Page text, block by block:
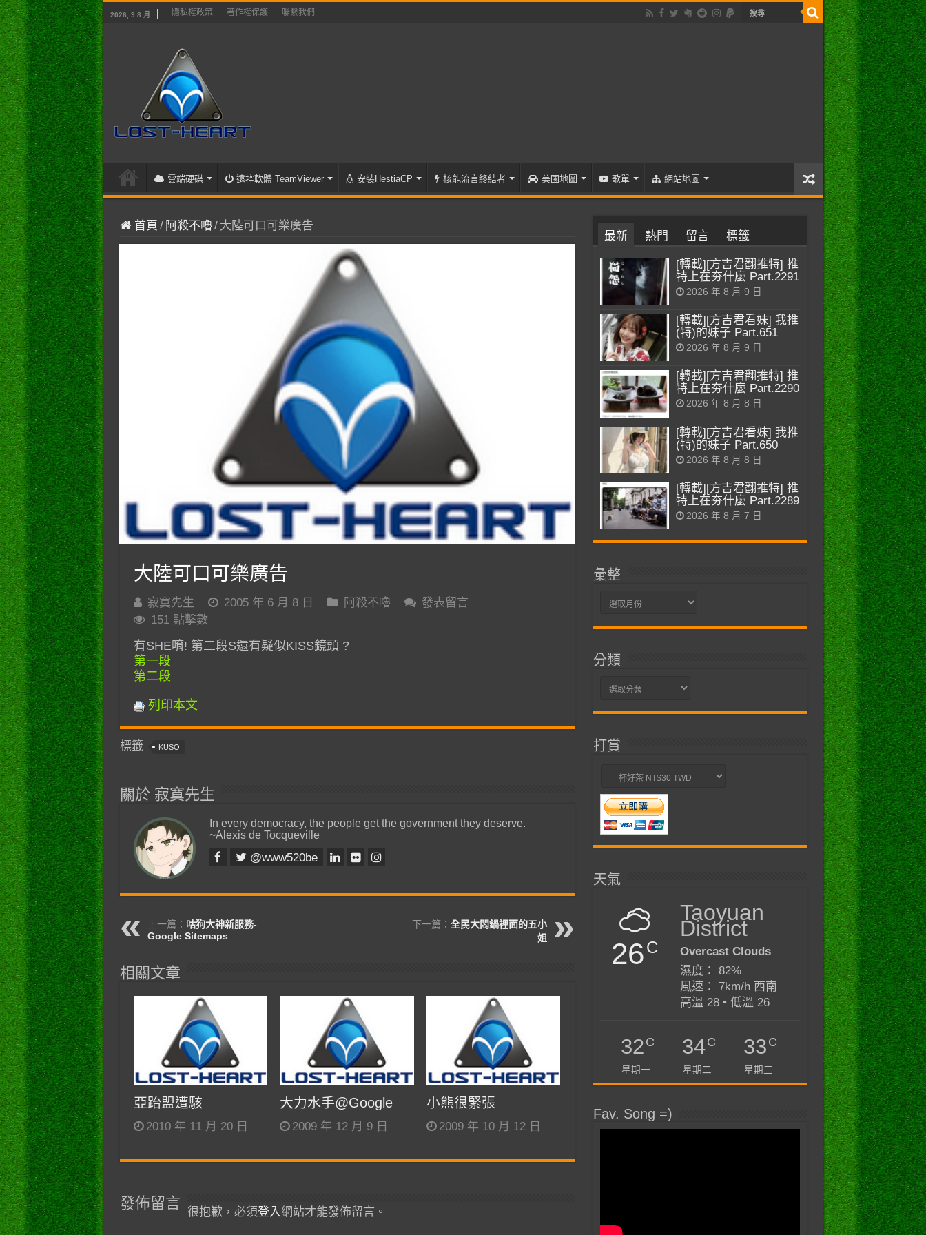
2026, 9 8 月 隱私權政策 著作權保護 聯繫我們
雲端硬碟 遠控軟體 TeamViewer 安裝HestiaCP 核能流言終結者 美國地圖 歌單 網站地圖
首頁 / 阿殺不嚕/ 大陸可口可樂廣告
大陸可口可樂廣告
寂寞先生 2005 年 6 月 8 日 阿殺不嚕
發表留言
151 點擊數
有SHE唷! 第二段S還有疑似KISS鏡頭 ?
第一段
第二段
列印本文
標籤 KUSO
關於 寂寞先生
In every democracy, the people get the government they deserve.
~Alexis de Tocqueville
@www520be
上一篇： 咕狗大神新服務-
Google Sitemaps
下一篇： 全民大悶鍋裡面的五小
姐
相關文章
亞跆盟遭駭
2010 年 11 月 20 日
大力水手@Google
2009 年 12 月 9 日
小熊很緊張
2009 年 10 月 12 日
發佈留言
很抱歉，必須登入 網站才能發佈留言。
最新 熱門 留言 標籤
[轉載][方吉君翻推特] 推
特上在夯什麼 Part.2291
2026 年 8 月 9 日
[轉載][方吉君看妹] 我推
(特)的妹子 Part.651
2026 年 8 月 9 日
[轉載][方吉君翻推特] 推
特上在夯什麼 Part.2290
2026 年 8 月 8 日
[轉載][方吉君看妹] 我推
(特)的妹子 Part.650
2026 年 8 月 8 日
[轉載][方吉君翻推特] 推
特上在夯什麼 Part.2289
2026 年 8 月 7 日
彙整
彙
分類
分
打賞
天氣
26C
Taoyuan
District
Overcast Clouds
濕度： 82%
風速： 7km/h 西南
高溫 28 • 低溫 26
32C
星期一
34C
星期二
33C
星期三
Fav. Song =)